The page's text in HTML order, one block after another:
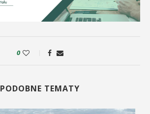
0
PODOBNE TEMATY